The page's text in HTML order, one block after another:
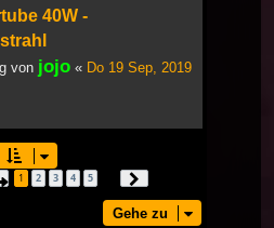
40W -
von jojo « Do 19 Sep, 2019
Seite 1von 16
1 2 3 4 5
Gehe zu